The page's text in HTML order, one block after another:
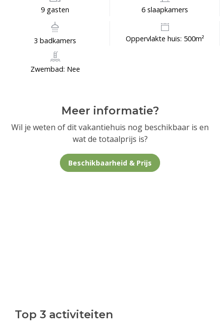
9 gasten 6 slaapkamers
3 badkamers Oppervlakte huis: 500m²
Zwembad: Nee
Meer informatie?
Wil je weten of dit vakantiehuis nog beschikbaar is en
wat de totaalprijs is?
Beschikbaarheid & Prijs
Top 3 activiteiten